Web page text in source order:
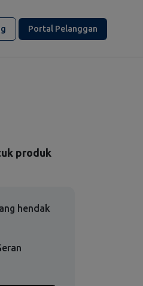
Portal Pelanggan
produk
hendak